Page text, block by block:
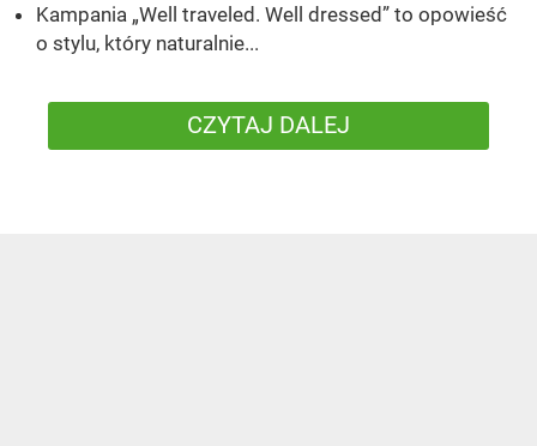
Kampania „Well traveled. Well dressed” to opowieść
o stylu, który naturalnie...
CZYTAJ DALEJ